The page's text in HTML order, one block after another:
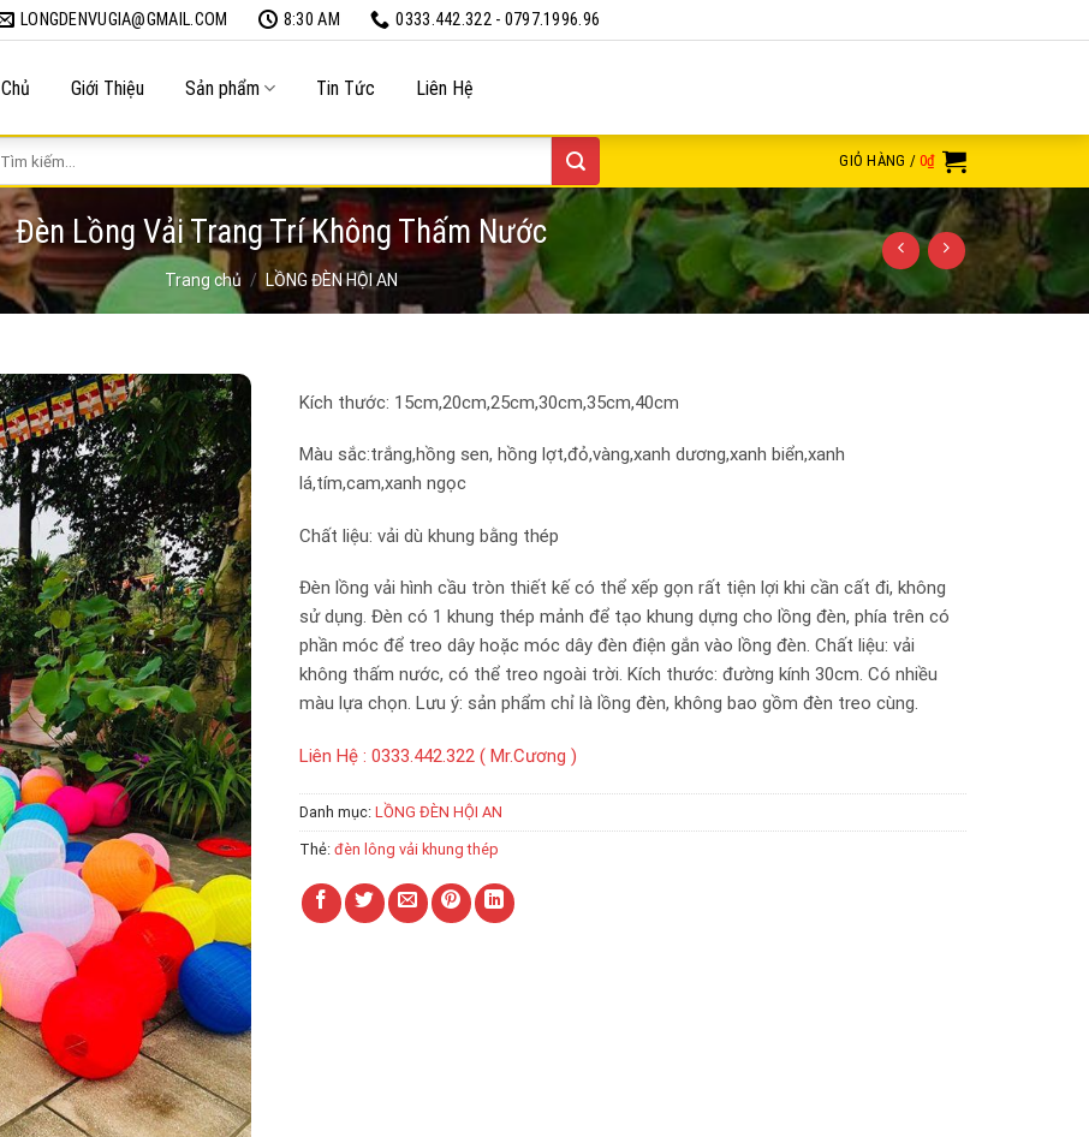
LONGDENVUGIA@GMAIL.COM 8:30 AM 0333.442.322 - 0797.1996.96
Giới Thiệu Sản phẩm Tin Tức Liên Hệ
GIỎ HÀNG /0₫
Đèn Lồng Vải Trang Trí Không Thấm Nước
Trang chủ / LỒNG ĐÈN HỘI AN
Kích thước: 15cm,20cm,25cm,30cm,35cm,40cm
Màu sắc:trắng,hồng sen, hồng lợt,đỏ,vàng,xanh dương,xanh biển,xanh
lá,tím,cam,xanh ngọc
Chất liệu: vải dù khung bằng thép
Đèn lồng vải hình cầu tròn thiết kế có thể xếp gọn rất tiện lợi khi cần cất đi, không
sử dụng. Đèn có 1 khung thép mảnh để tạo khung dựng cho lồng đèn, phía trên có
phần móc để treo dây hoặc móc dây đèn điện gắn vào lồng đèn. Chất liệu: vải
không thấm nước, có thể treo ngoài trời. Kích thước: đường kính 30cm. Có nhiều
màu lựa chọn. Lưu ý: sản phẩm chỉ là lồng đèn, không bao gồm đèn treo cùng.
Liên Hệ : 0333.442.322 ( Mr.Cương )
Danh mục: LỒNG ĐÈN HỘI AN
Thẻ: đèn lông vải khung thép